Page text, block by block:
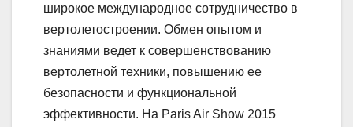
широкое международное сотрудничество в
вертолетостроении. Обмен опытом и
знаниями ведет к совершенствованию
вертолетной техники, повышению ее
безопасности и функциональной
эффективности. На Paris Air Show 2015